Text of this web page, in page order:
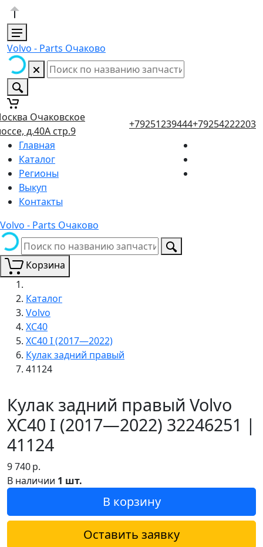
Volvo - Parts Очаково
Очаковское
д.40А стр.9
+79251239444+79254222203
Главная
Каталог
Регионы
Выкуп
Контакты
Volvo - Parts Очаково
Корзина
Каталог
Volvo
XC40
XC40 I (2017—2022)
Кулак задний правый
41124
Кулак задний правый Volvo
XC40 I (2017—2022) 32246251 |
41124
9 740р.
В наличии 1 шт.
В корзину
Оставить заявку